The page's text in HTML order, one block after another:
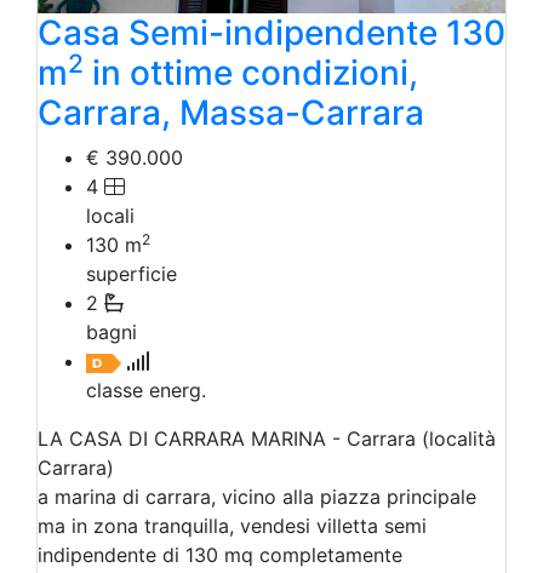
Casa Semi-indipendente 130
m2 in ottime condizioni,
Carrara, Massa-Carrara
€ 390.000
4
locali
130 m2
superficie
2
bagni
classe energ.
LA CASA DI CARRARA MARINA - Carrara (località
Carrara)
a marina di carrara, vicino alla piazza principale
ma in zona tranquilla, vendesi villetta semi
indipendente di 130 mq completamente